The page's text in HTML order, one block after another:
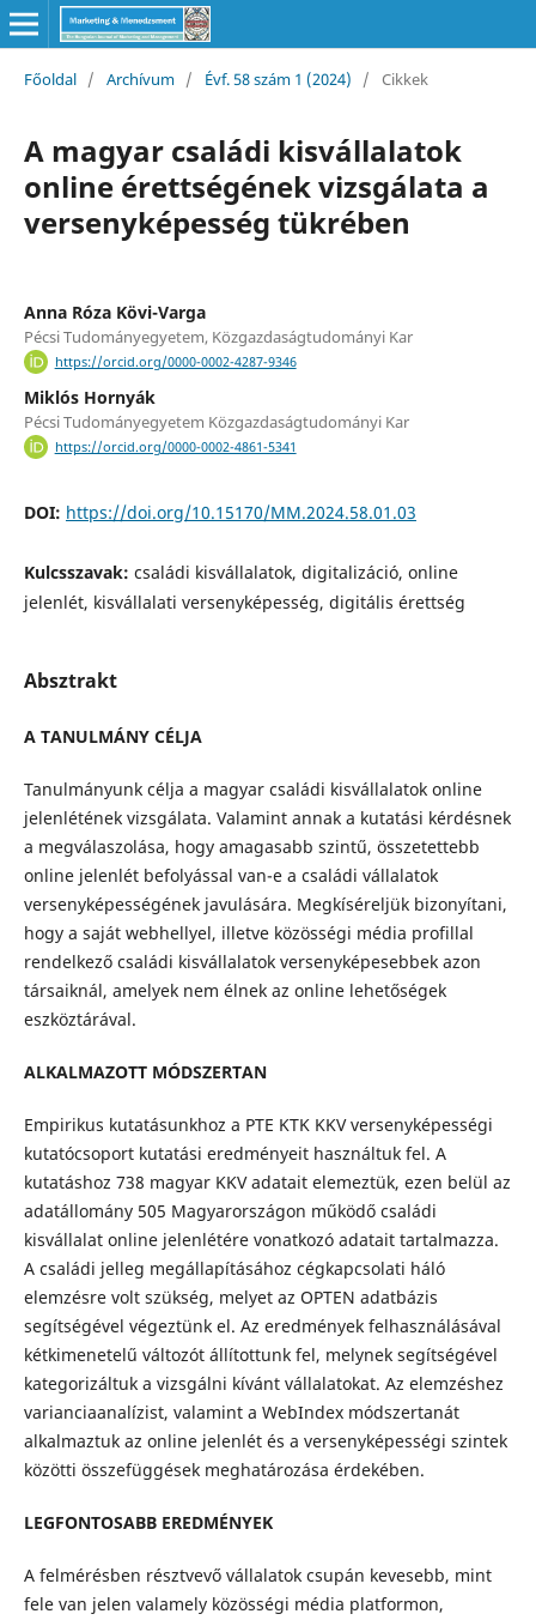
Főoldal / Archívum / Évf. 58 szám 1 (2024) / Cikkek
A magyar családi kisvállalatok
online érettségének vizsgálata a
versenyképesség tükrében
Anna Róza Kövi-Varga
Pécsi Tudományegyetem, Közgazdaságtudományi Kar
https://orcid.org/0000-0002-4287-9346
Miklós Hornyák
Pécsi Tudományegyetem Közgazdaságtudományi Kar
https://orcid.org/0000-0002-4861-5341
DOI: https://doi.org/10.15170/MM.2024.58.01.03
Kulcsszavak: családi kisvállalatok, digitalizáció, online
jelenlét, kisvállalati versenyképesség, digitális érettség
Absztrakt
A TANULMÁNY CÉLJA
Tanulmányunk célja a magyar családi kisvállalatok online
jelenlétének vizsgálata. Valamint annak a kutatási kérdésnek
a megválaszolása, hogy amagasabb szintű, összetettebb
online jelenlét befolyással van-e a családi vállalatok
versenyképességének javulására. Megkíséreljük bizonyítani,
hogy a saját webhellyel, illetve közösségi média profillal
rendelkező családi kisvállalatok versenyképesebbek azon
társaiknál, amelyek nem élnek az online lehetőségek
eszköztárával.
ALKALMAZOTT MÓDSZERTAN
Empirikus kutatásunkhoz a PTE KTK KKV versenyképességi
kutatócsoport kutatási eredményeit használtuk fel. A
kutatáshoz 738 magyar KKV adatait elemeztük, ezen belül az
adatállomány 505 Magyarországon működő családi
kisvállalat online jelenlétére vonatkozó adatait tartalmazza.
A családi jelleg megállapításához cégkapcsolati háló
elemzésre volt szükség, melyet az OPTEN adatbázis
segítségével végeztünk el. Az eredmények felhasználásával
kétkimenetelű változót állítottunk fel, melynek segítségével
kategorizáltuk a vizsgálni kívánt vállalatokat. Az elemzéshez
varianciaanalízist, valamint a WebIndex módszertanát
alkalmaztuk az online jelenlét és a versenyképességi szintek
közötti összefüggések meghatározása érdekében.
LEGFONTOSABB EREDMÉNYEK
A felmérésben résztvevő vállalatok csupán kevesebb, mint
fele van jelen valamely közösségi média platformon,